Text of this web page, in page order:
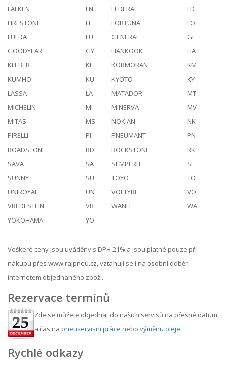
FALKEN
FN FEDERAL
FD
FIRESTONE
FI FORTUNA
FO
FULDA
FU GENERAL
GE
GOODYEAR
GY HANKOOK
HA
KLEBER
KL KORMORAN
KM
KUMHO
KU KYOTO
KY
LASSA
LA MATADOR
MT
MICHELIN
MI MINERVA
MV
MITAS
MS NOKIAN
NK
PIRELLI
PI PNEUMANT
PN
ROADSTONE
RD ROCKSTONE
RK
SAVA
SA SEMPERIT
SE
SUNNY
SU TOYO
TO
UNIROYAL
UN VOLTYRE
VO
VREDESTEIN
VR WANLI
WA
YOKOHAMA
YO
Veškeré ceny jsou uváděny s DPH 21% a jsou platné pouze při
nákupu přes www.rajpneu.cz, vztahují se i na osobní odběr
internetem objednaného zboží.
Rezervace termínů
Zde se můžete objednat do našich servisů na přesné datum
a čas na pneuservisní práce nebo výměnu oleje.
Rychlé odkazy